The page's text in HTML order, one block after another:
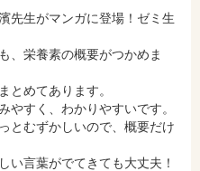
先生がマンガに登場！ゼミ生
、栄養素の概要がつかめま
とめてあります。
やすく、わかりやすいです。
とむずかしいので、概要だけ
い言葉がでてきても大丈夫！
Honya Club.comで購入